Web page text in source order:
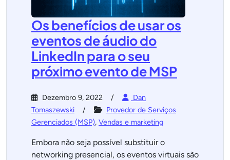
Os benefícios de usar os
eventos de áudio do
LinkedIn para o seu
próximo evento de MSP
Dezembro 9, 2022
Dan
Tomaszewski
Provedor de Serviços
Gerenciados (MSP), Vendas e marketing
Embora não seja possível substituir o
networking presencial, os eventos virtuais são